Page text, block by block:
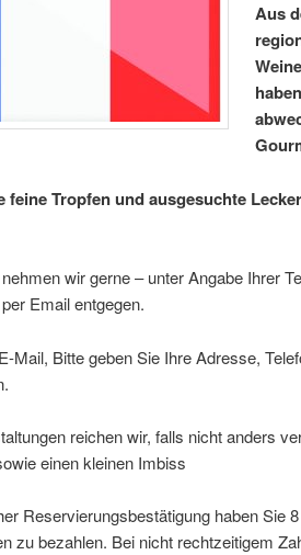
Aus
feine Tropfen und ausgesuchte
wir gerne – unter Angabe Ihrer
Email entgegen.
Mail, Bitte geben Sie Ihre Adresse,
reichen wir, falls nicht anders
einen kleinen Imbiss
Reservierungsbestätigung haben Sie
zu bezahlen. Bei nicht rechtzeitigem